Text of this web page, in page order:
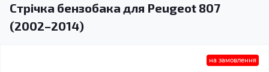
Стрічка бензобака для Peugeot 807
(2002–2014)
на замовлення